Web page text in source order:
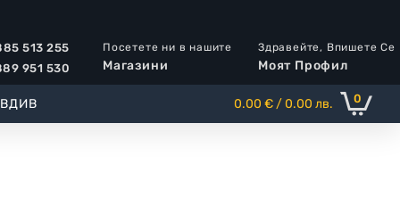
513 255
951 530
Посетете ни в нашите
Магазини
Здравейте, Впишете Се
Моят Профил
0.00 € / 0.00 лв. 0